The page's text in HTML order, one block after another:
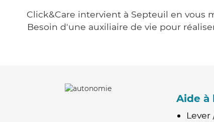
Click&Care intervient à Septeuil en vous
Besoin d'une auxiliaire de vie pour
Aide à
Lever